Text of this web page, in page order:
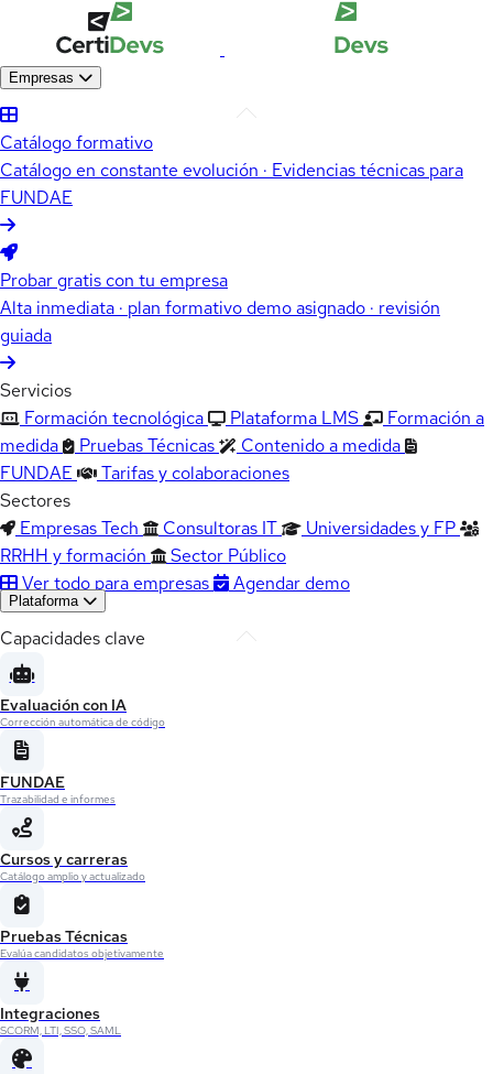
Empresas
Catálogo formativo
Catálogo en constante evolución · Evidencias técnicas para
FUNDAE
Probar gratis con tu empresa
Alta inmediata · plan formativo demo asignado · revisión
guiada
Servicios
Formación tecnológica
Plataforma LMS
Formación a
medida
Pruebas Técnicas
Contenido a medida
FUNDAE
Tarifas y colaboraciones
Sectores
Empresas Tech
Consultoras IT
Universidades y FP
RRHH y formación
Sector Público
Ver todo para empresas
Agendar demo
Plataforma
Capacidades clave
Evaluación con IA
Corrección automática de código
FUNDAE
Trazabilidad e informes
Cursos y carreras
Catálogo amplio y actualizado
Pruebas Técnicas
Evalúa candidatos objetivamente
Integraciones
SCORM, LTI, SSO, SAML